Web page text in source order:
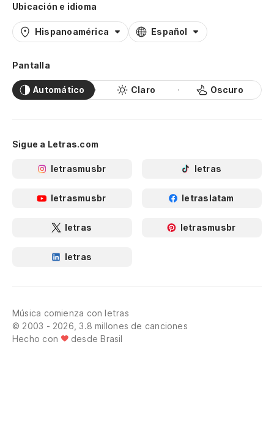
Ubicación e idioma
Hispanoamérica Español
Pantalla
Automático Claro Oscuro
Sigue a Letras.com
letrasmusbr letras
letrasmusbr letraslatam
letras letrasmusbr
letras
Música comienza con letras
© 2003 - 2026, 3.8 millones de canciones
Hecho con
desde Brasil